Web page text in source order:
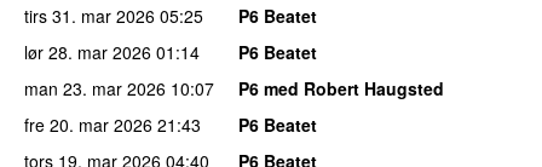
tirs 31. mar 2026 05:25
P6 Beatet
lør 28. mar 2026 01:14
P6 Beatet
man 23. mar 2026 10:07
P6 med Robert Haugsted
fre 20. mar 2026 21:43
P6 Beatet
tors 19. mar 2026 04:40
P6 Beatet